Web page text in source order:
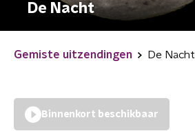
De Nacht
Gemiste uitzendingen De Nacht
Binnenkort beschikbaar